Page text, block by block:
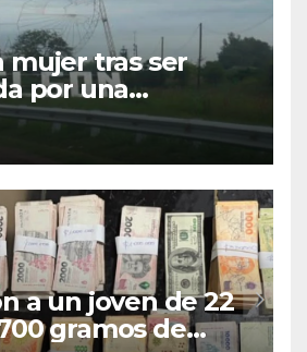
mujer tras ser
por una
en Nelson
a un joven de 22
gramos de